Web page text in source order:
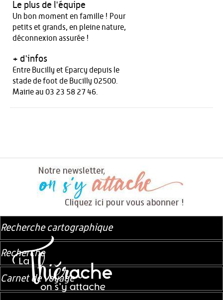
Le plus de l'équipe
Un bon moment en famille ! Pour
petits et grands, en pleine nature,
déconnexion assurée !
+ d'infos
Entre Bucilly et Eparcy depuis le
stade de foot de Bucilly 02500.
Mairie au 03 23 58 27 46.
Recherche cartographique
Recherche
Carnet de voyage